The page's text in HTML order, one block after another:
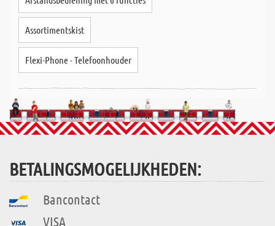
Assortimentskist
Flexi-Phone - Telefoonhouder
BETALINGSMOGELIJKHEDEN:
Bancontact
VISA